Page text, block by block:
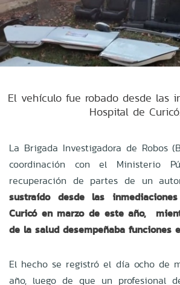
El vehículo fue robado desde las
Hospital de
La Brigada Investigadora de Robos
coordinación con el Ministerio
recuperación de partes de un
sustraído desde las
Curicó en marzo de este año,
de la salud desempeñaba funciones
El hecho se registró el día ocho de
año, luego de que un profesional